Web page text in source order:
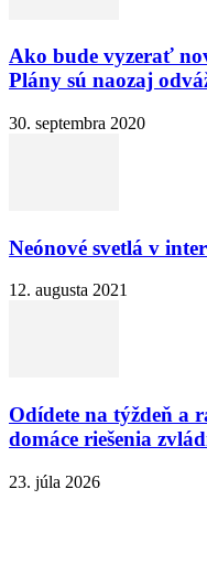
Ako bude vyzerať
Plány sú naozaj
30. septembra 2020
Neónové svetlá v
12. augusta 2021
Odídete na týždeň a
domáce riešenia
23. júla 2026